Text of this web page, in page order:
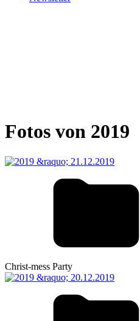
Fotos von 2019
Christ-mess Party